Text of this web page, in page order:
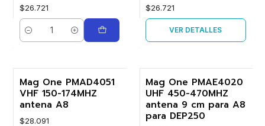
$26.721
Cantidad
$26.721
VER DETALLES
Mag One PMAD4051
VHF 150-174MHZ
antena A8
$28.091
Mag One PMAE4020
UHF 450-470MHZ
antena 9 cm para A8
para DEP250